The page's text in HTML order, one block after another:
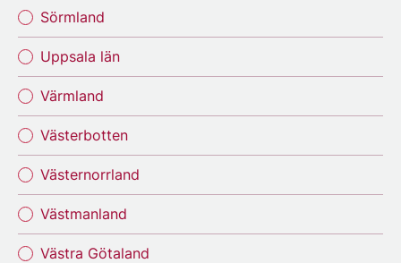
Sörmland
Uppsala län
Värmland
Västerbotten
Västernorrland
Västmanland
Västra Götaland